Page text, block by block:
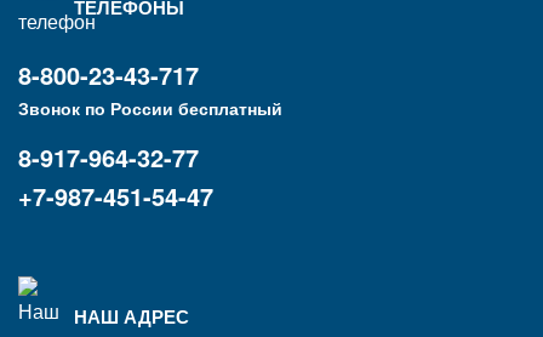
ТЕЛЕФОНЫ
8-800-23-43-717
Звонок по России бесплатный
8-917-964-32-77
+7-987-451-54-47
НАШ АДРЕС